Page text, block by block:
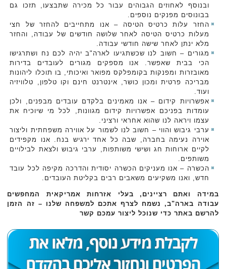
ובנוסף לאחוזים הגבוהים עבור כל מכירה שתבצעו, תזכו גם
בבונוסים ‏מפנקים נוספים.‏
החזר עלות כרטיס הטיסה – אנו מתחייבים להחזר של חצי
מעלות כרטיס הטיסה לאחר שלושה ‏חודשים של עבודה, והחזר
מלא ינתן לאחר שישה חודשי עבודה.‏
מגורים – חשוב לנו שכשתגיעו לארה"ב יהיה לכם נח ושתרגישו
הכי בבית שאפשר. אנו מספקים ‏מגורים לעובדים בדירות
מאובזרות ומפנקות בקומפלקס מפואר ואיכותי, בו תוכלו ליהונות
מבריכה ‏פרטית ומכון כושר, אינטרנט חינם וקו טלפון, טלוויזיה
ועוד. ‏
אפשרויות קידום – אנו מאמינים בלקדם עובדים מבפנים, ולכן
עומדות בפניכם אפשרויות קידום ‏מגוונות, לכל מי שיוכיח את
עצמו ויראה לנו שהוא אחראי ורציני.‏
ערבי גיבוש והווי – חשוב לנו לשמור על אווירה משפחתית וליצור
אוירה נעימה בחברה, שבה כל אחד ‏ירגיש בנח. אנו מקפידים
לקיים ארוחות חג ושישי משותפות, ערבי גיבוש ולצאת לבילויים
משותפים.
הכשרה – אנו מעניקים הכשרה יסודית והדרכה מקיפה לכל עובד
חדש, ואנו משקיעים משאבים רבים ‏בקליטת העובדים.‏
במידה ואתם רציינים, בעלי אזרחות אמריקאית המחפשים
עבודה בארה"ב, נשמח לצרף אתכם ‏למשפחה שלנו – זה הזמן
להרשם באתר כדי שנוכל ליצור עמכם קשר